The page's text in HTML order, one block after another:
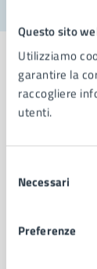
Questo sito
Utilizziamo
garantire la
raccogliere
utenti.
delNecessari
Preferenze
Aree
Municipalità